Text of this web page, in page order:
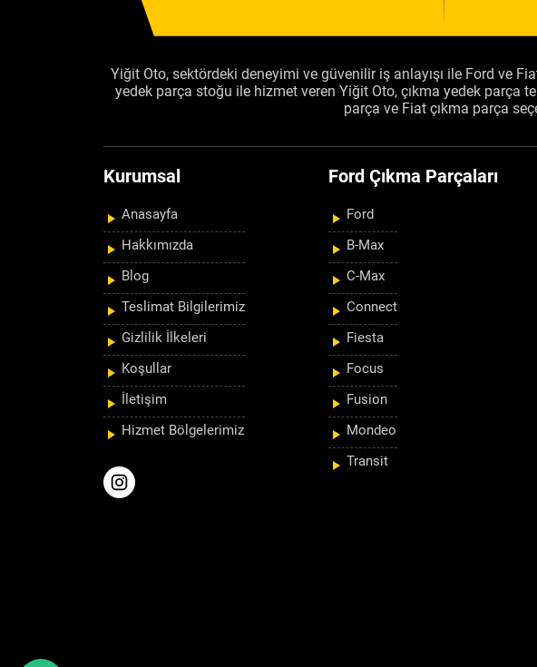
Yiğit Oto, sektördeki deneyimi ve güvenilir iş anlayışı ile Ford ve
yedek parça stoğu ile hizmet veren Yiğit Oto, çıkma yedek parça
parça ve Fiat çıkma parça
Kurumsal
Anasayfa
Hakkımızda
Blog
Teslimat Bilgilerimiz
Gizlilik İlkeleri
Koşullar
İletişim
Hizmet Bölgelerimiz
Ford Çıkma Parçaları
Ford
B-Max
C-Max
Connect
Fiesta
Focus
Fusion
Mondeo
Transit